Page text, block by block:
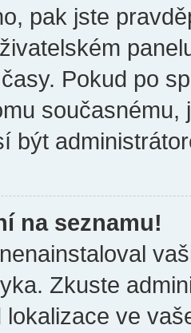
pak jste
Pokud po
být
na seznamu!
Zkuste
lokalizace ve